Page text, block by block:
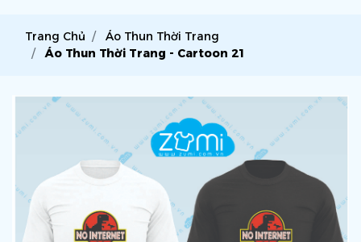
Trang Chủ
Áo Thun Thời Trang
Áo Thun Thời Trang - Cartoon 21